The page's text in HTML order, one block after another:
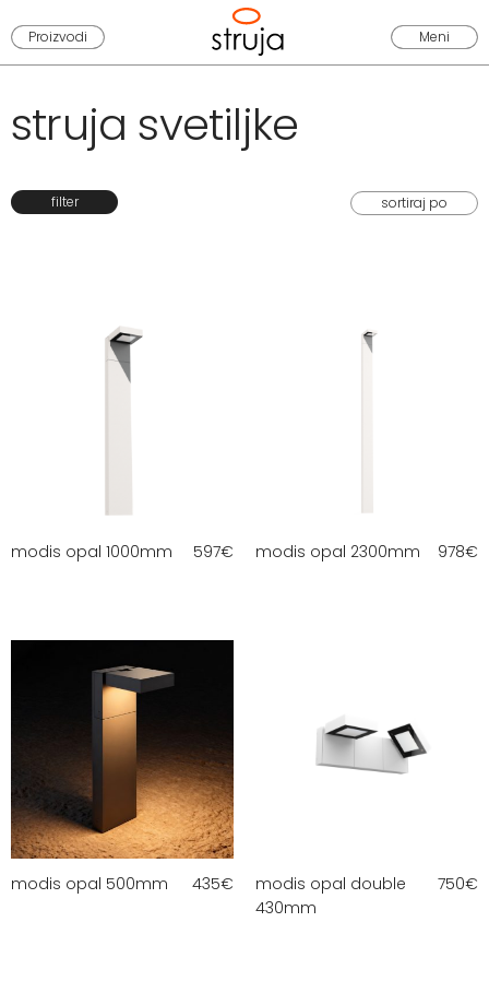
Proizvodi Meni
struja svetiljke
filter
modis opal 1000mm 597€ modis opal 2300mm 978€
modis opal 500mm 435€
modis opal double
430mm
750€